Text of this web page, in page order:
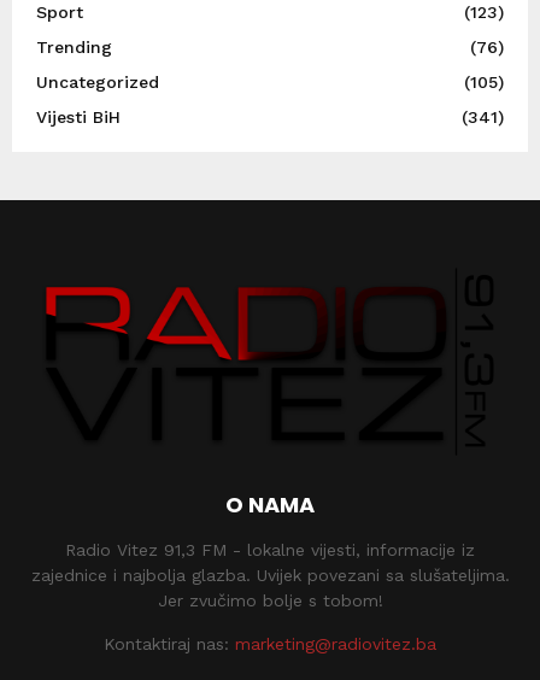
Sport
(123)
Trending
(76)
Uncategorized
(105)
Vijesti BiH
(341)
O NAMA
Radio Vitez 91,3 FM - lokalne vijesti, informacije iz
zajednice i najbolja glazba. Uvijek povezani sa slušateljima.
Jer zvučimo bolje s tobom!
Kontaktiraj nas: marketing@radiovitez.ba